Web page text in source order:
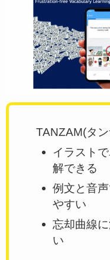
TANZAM(タ
イラスト
解できる
例文と音
やすい
忘却曲線
い